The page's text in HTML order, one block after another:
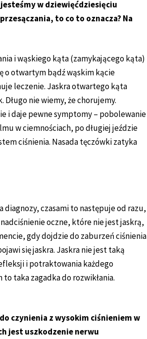
w dziewięćdziesięciu
to co to oznacza? Na
i wąskiego kąta (zamykającego kąta)
o otwartym bądź wąskim kącie
leczenie. Jaskra otwartego kąta
nie wiemy, że chorujemy.
i daje pewne symptomy – pobolewanie
w ciemnościach, po długiej jeździe
ciśnienia. Nasada tęczówki zatyka
diagnozy, czasami to następuje od razu,
oczne, które nie jest jaskrą,
gdy dojdzie do zaburzeń ciśnienia
się jaskra. Jaskra nie jest taką
i potraktowania każdego
taka zagadka do rozwikłania.
czynienia z wysokim ciśnieniem w
jest uszkodzenie nerwu